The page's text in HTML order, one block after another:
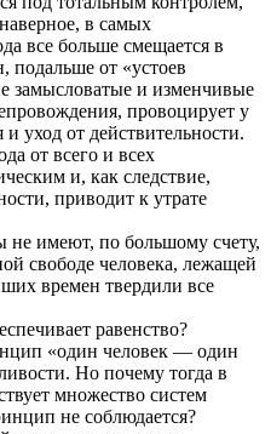
в самых
все больше смещается в
подальше от «устоев
замысловатые и изменчивые
провоцирует у
уход от действительности.
от всего и всех
и, как следствие,
приводит к утрате
не имеют, по большому счету,
свободе человека, лежащей
времен твердили все
равенство?
«один человек — один
Но почему тогда в
множество систем
не соблюдается?